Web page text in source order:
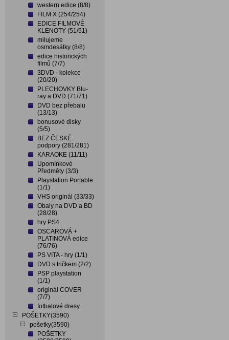
western edice (8/8)
FILM X (254/254)
EDICE FILMOVÉ
KLENOTY (51/51)
milujeme
osmdesátky (8/8)
edice historických
filmů (7/7)
3DVD - kolekce
(20/20)
PLECHOVKY Blu-
ray a DVD (71/71)
DVD bez přebalu
(13/13)
bonusové disky
(5/5)
BEZ ČESKÉ
podpory (281/281)
KARAOKE (11/11)
Upomínkové
Předměty (3/3)
Playstation Portable
(1/1)
VHS originál (33/33)
Obaly na DVD a BD
(28/28)
hry PS4
OSCAROVÁ +
PLATINOVÁ edice
(76/76)
PS VITA - hry (1/1)
DVD s tričkem (2/2)
PSP playstation
(1/1)
originál COVER
(7/7)
fotbalové dresy
POŠETKY(3590)
pošetky(3590)
POŠETKY